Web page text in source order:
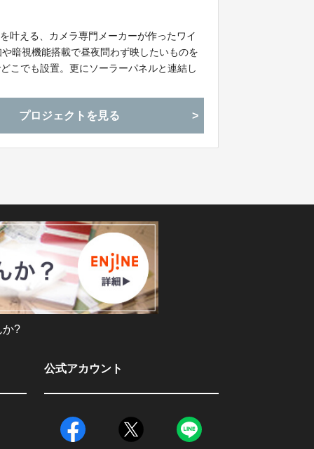
叶える、カメラ専門メーカーが作ったワイ
暗視機能搭載で昼夜問わず映したいものを
こでも設置。更にソーラーパネルと連結し
プロジェクトを見る
か?
公式アカウント